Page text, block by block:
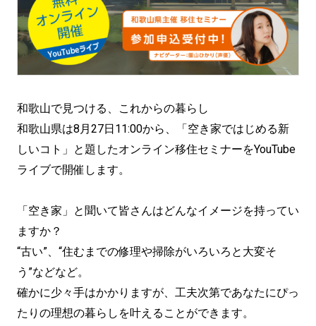
和歌山で見つける、これからの暮らし
和歌山県は8月27日11:00から、「空き家ではじめる新
しいコト」と題したオンライン移住セミナーをYouTube
ライブで開催します。
「空き家」と聞いて皆さんはどんなイメージを持ってい
ますか？
“古い”、“住むまでの修理や掃除がいろいろと大変そ
う”などなど。
確かに少々手はかかりますが、工夫次第であなたにぴっ
たりの理想の暮らしを叶えることができます。